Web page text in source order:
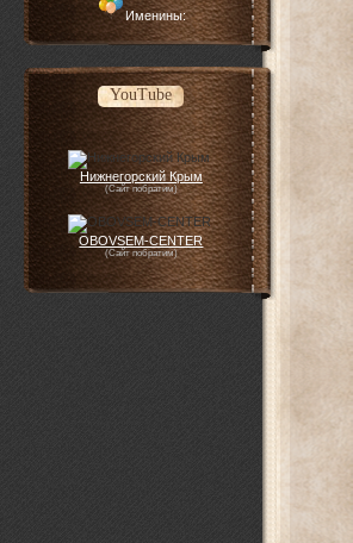
Именины:
YouTube
Нижнегорский Крым
(Сайт побратим)
OBOVSEM-CENTER
(Сайт побратим)